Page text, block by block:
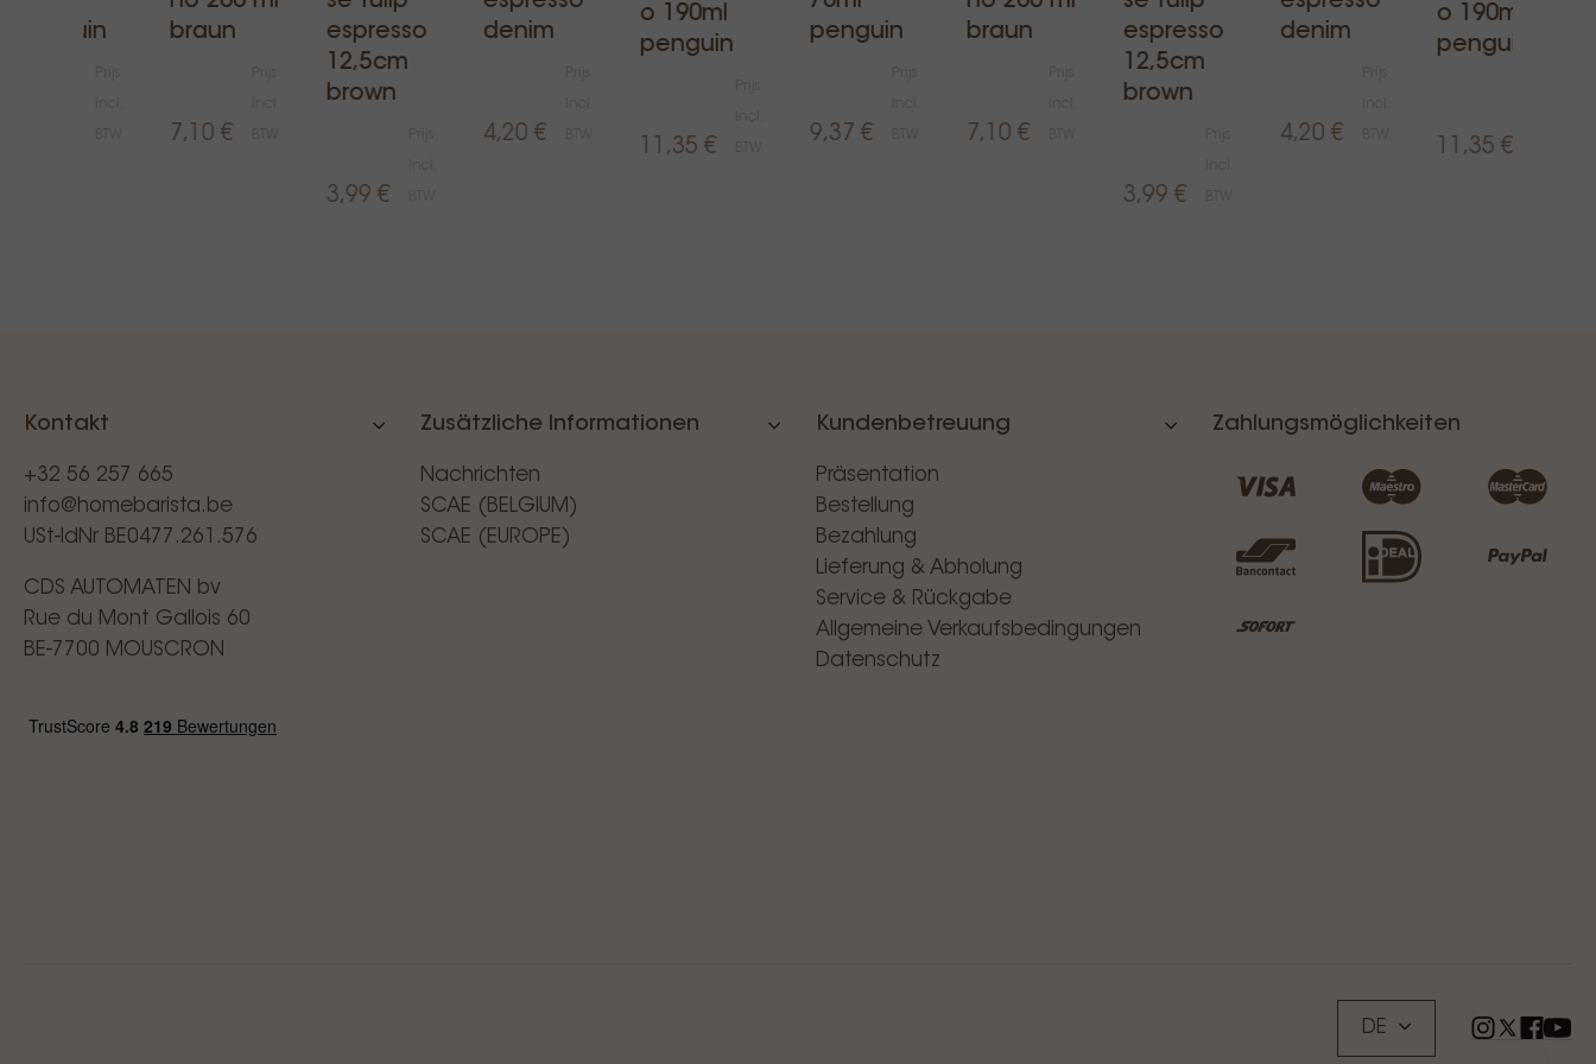
penguin
braun
7,10 €
espresso
12,5cm
brown
3,99 €
denim
4,20 €
o 190ml
penguin
11,35 €
penguin
9,37 €
braun
7,10 €
espresso
12,5cm
brown
3,99 €
denim
4,20 €
o 190ml
penguin
11,35 €
Kontakt
+32 56 257 665
info@homebarista.be
USt-IdNr BE0477.261.576
CDS AUTOMATEN bv
Rue du Mont Gallois 60
BE-7700 MOUSCRON
Zusätzliche Informationen
Nachrichten
SCAE (BELGIUM)
SCAE (EUROPE)
Kundenbetreuung
Präsentation
Bestellung
Bezahlung
Lieferung & Abholung
Service & Rückgabe
Allgemeine Verkaufsbedingungen
Datenschutz
Zahlungsmöglichkeiten
DE